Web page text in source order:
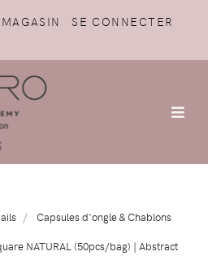
MAGASIN
SE CONNECTER
Capsules d'ongle & Chablons
NATURAL (50pcs/bag) | Abstract